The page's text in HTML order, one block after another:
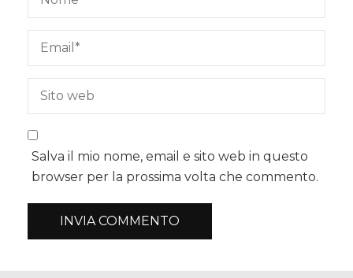
Salva il mio nome, email e sito web in questo
browser per la prossima volta che commento.